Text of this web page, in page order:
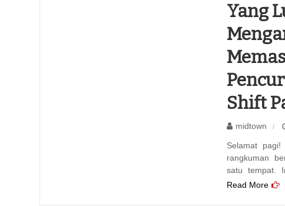
Yang
Shift
midtown
Selamat
rangkuman
satu tempat.
Read More